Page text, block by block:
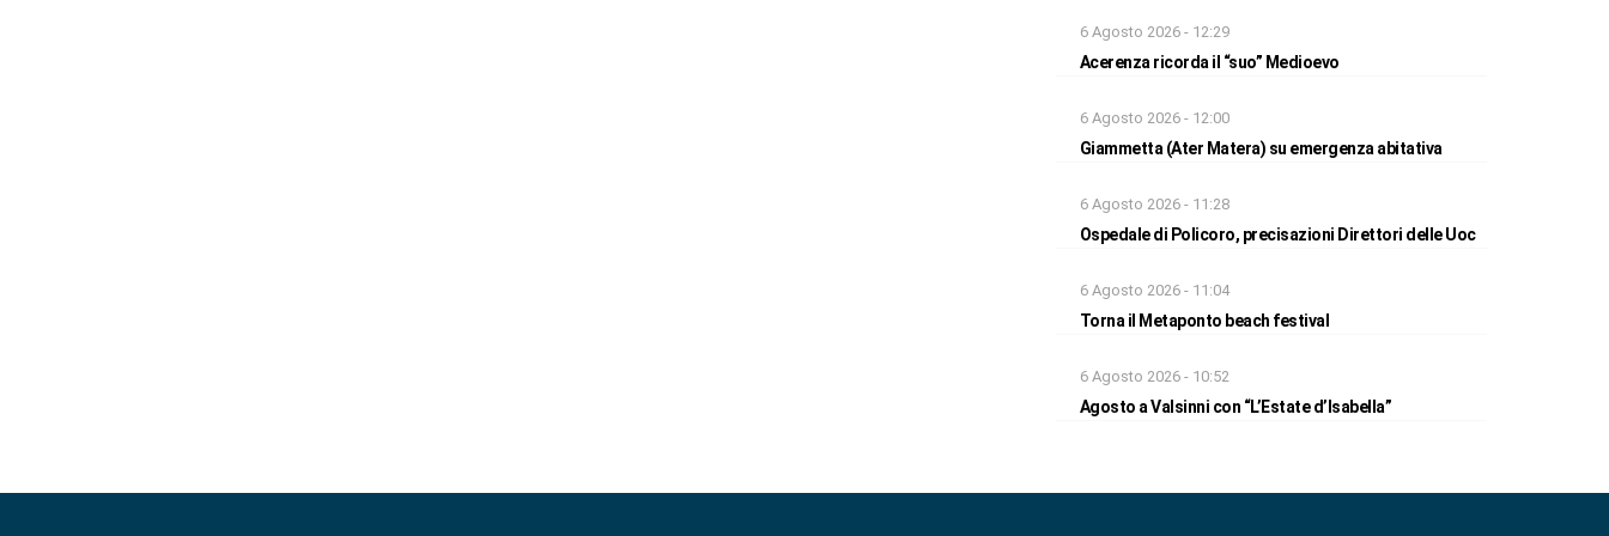
6 Agosto 2026 - 12:29
Acerenza ricorda il “suo” Medioevo
6 Agosto 2026 - 12:00
Giammetta (Ater Matera) su emergenza abitativa
6 Agosto 2026 - 11:28
Ospedale di Policoro, precisazioni Direttori delle Uoc
6 Agosto 2026 - 11:04
Torna il Metaponto beach festival
6 Agosto 2026 - 10:52
Agosto a Valsinni con “L’Estate d’Isabella”